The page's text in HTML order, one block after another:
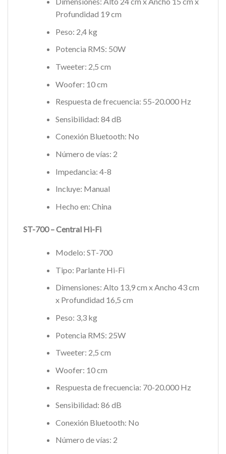
Profundidad 19 cm
Peso: 2,4 kg
Potencia RMS: 50W
Tweeter: 2,5 cm
Woofer: 10 cm
Respuesta de frecuencia: 55-20.000 Hz
Sensibilidad: 84 dB
Conexión Bluetooth: No
Número de vías: 2
Impedancia: 4-8
Incluye: Manual
Hecho en: China
ST-700 – Central Hi-Fi
Modelo: ST-700
Tipo: Parlante Hi-Fi
Dimensiones: Alto 13,9 cm x Ancho 43 cm
x Profundidad 16,5 cm
Peso: 3,3 kg
Potencia RMS: 25W
Tweeter: 2,5 cm
Woofer: 10 cm
Respuesta de frecuencia: 70-20.000 Hz
Sensibilidad: 86 dB
Conexión Bluetooth: No
Número de vías: 2